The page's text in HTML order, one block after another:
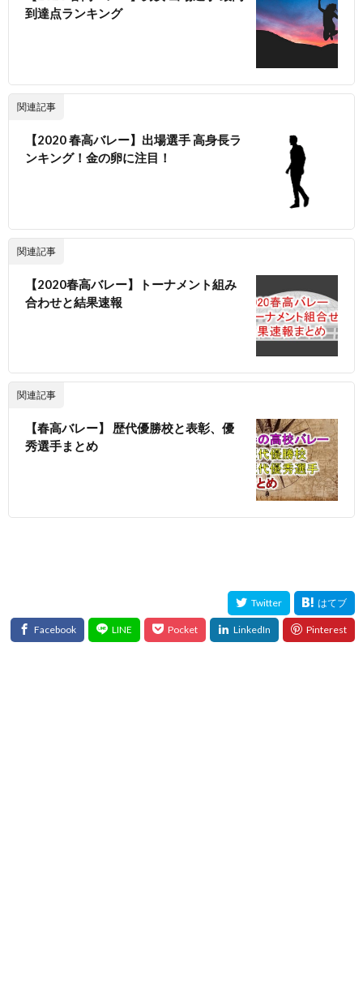
到達点ランキング
関連記事
【2020 春高バレー】出場選手 高身長ラ
ンキング！金の卵に注目！
関連記事
【2020春高バレー】トーナメント組み
合わせと結果速報
関連記事
【春高バレー】 歴代優勝校と表彰、優
秀選手まとめ